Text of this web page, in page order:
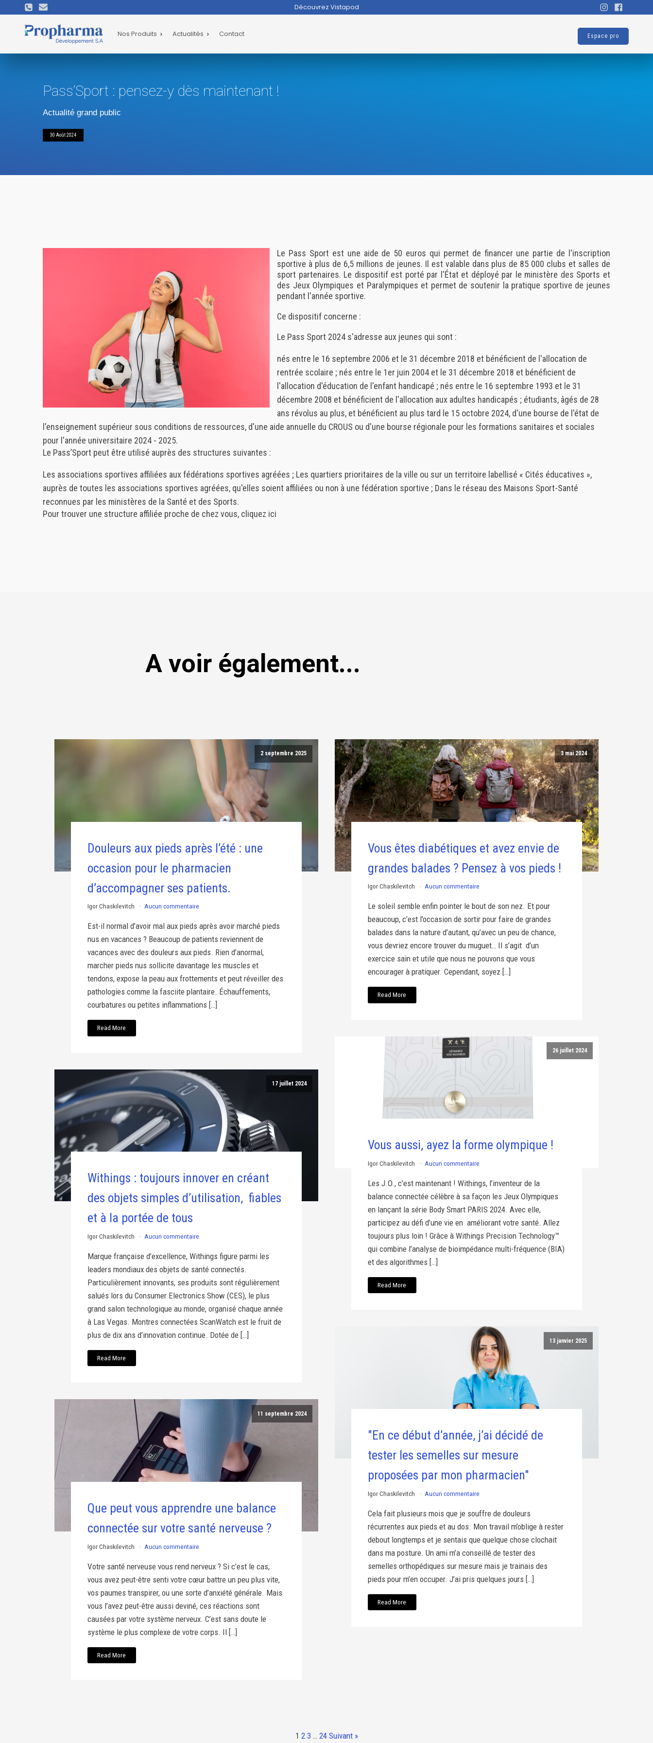
Découvrez Vistapod
Espace pro
Nos Produits Actualités Contact
Pass’Sport : pensez-y dès maintenant !
Actualité grand public
30 Août 2024
Le Pass Sport est une aide de 50 euros qui permet de financer une partie de l'inscription
sportive à plus de 6,5 millions de jeunes. Il est valable dans plus de 85 000 clubs et salles de
sport partenaires. Le dispositif est porté par l'État et déployé par le ministère des Sports et
des Jeux Olympiques et Paralympiques et permet de soutenir la pratique sportive de jeunes
pendant l'année sportive.
Ce dispositif concerne :
Le Pass Sport 2024 s'adresse aux jeunes qui sont :
nés entre le 16 septembre 2006 et le 31 décembre 2018 et bénéficient de l'allocation de
rentrée scolaire ; nés entre le 1er juin 2004 et le 31 décembre 2018 et bénéficient de
l'allocation d'éducation de l'enfant handicapé ; nés entre le 16 septembre 1993 et le 31
décembre 2008 et bénéficient de l'allocation aux adultes handicapés ; étudiants, âgés de 28
ans révolus au plus, et bénéficient au plus tard le 15 octobre 2024, d'une bourse de l'état de
l'enseignement supérieur sous conditions de ressources, d'une aide annuelle du CROUS ou d'une bourse régionale pour les formations sanitaires et sociales
pour l'année universitaire 2024 - 2025.
Le Pass’Sport peut être utilisé auprès des structures suivantes :
Les associations sportives affiliées aux fédérations sportives agréées ; Les quartiers prioritaires de la ville ou sur un territoire labellisé « Cités éducatives »,
auprès de toutes les associations sportives agréées, qu'elles soient affiliées ou non à une fédération sportive ; Dans le réseau des Maisons Sport-Santé
reconnues par les ministères de la Santé et des Sports.
Pour trouver une structure affiliée proche de chez vous, cliquez ici
A voir également...
2 septembre 2025
Douleurs aux pieds après l’été : une
occasion pour le pharmacien
d’accompagner ses patients.
Igor Chaskilevitch Aucun commentaire
Est-il normal d’avoir mal aux pieds après avoir marché pieds
nus en vacances ? Beaucoup de patients reviennent de
vacances avec des douleurs aux pieds. Rien d’anormal,
marcher pieds nus sollicite davantage les muscles et
tendons, expose la peau aux frottements et peut réveiller des
pathologies comme la fasciite plantaire. Échauffements,
courbatures ou petites inflammations […]
Read More
17 juillet 2024
Withings : toujours innover en créant
des objets simples d’utilisation, fiables
et à la portée de tous
Igor Chaskilevitch Aucun commentaire
Marque française d’excellence, Withings figure parmi les
leaders mondiaux des objets de santé connectés.
Particulièrement innovants, ses produits sont régulièrement
salués lors du Consumer Electronics Show (CES), le plus
grand salon technologique au monde, organisé chaque année
à Las Vegas. Montres connectées ScanWatch est le fruit de
plus de dix ans d’innovation continue. Dotée de […]
Read More
11 septembre 2024
Que peut vous apprendre une balance
connectée sur votre santé nerveuse ?
Igor Chaskilevitch Aucun commentaire
Votre santé nerveuse vous rend nerveux ? Si c’est le cas,
vous avez peut-être senti votre cœur battre un peu plus vite,
vos paumes transpirer, ou une sorte d’anxiété générale. Mais
vous l’avez peut-être aussi deviné, ces réactions sont
causées par votre système nerveux. C’est sans doute le
système le plus complexe de votre corps. Il […]
Read More
3 mai 2024
Vous êtes diabétiques et avez envie de
grandes balades ? Pensez à vos pieds !
Igor Chaskilevitch Aucun commentaire
Le soleil semble enfin pointer le bout de son nez. Et pour
beaucoup, c’est l’occasion de sortir pour faire de grandes
balades dans la nature d’autant, qu’avec un peu de chance,
vous devriez encore trouver du muguet… Il s’agit d’un
exercice sain et utile que nous ne pouvons que vous
encourager à pratiquer. Cependant, soyez […]
Read More
26 juillet 2024
Vous aussi, ayez la forme olympique !
Igor Chaskilevitch Aucun commentaire
Les J.O., c’est maintenant ! Withings, l’inventeur de la
balance connectée célèbre à sa façon les Jeux Olympiques
en lançant la série Body Smart PARIS 2024. Avec elle,
participez au défi d’une vie en améliorant votre santé. Allez
toujours plus loin ! Grâce à Withings Precision Technology™
qui combine l’analyse de bioimpédance multi-fréquence (BIA)
et des algorithmes […]
Read More
13 janvier 2025
"En ce début d’année, j’ai décidé de
tester les semelles sur mesure
proposées par mon pharmacien"
Igor Chaskilevitch Aucun commentaire
Cela fait plusieurs mois que je souffre de douleurs
récurrentes aux pieds et au dos. Mon travail m’oblige à rester
debout longtemps et je sentais que quelque chose clochait
dans ma posture. Un ami m’a conseillé de tester des
semelles orthopédiques sur mesure mais je trainais des
pieds pour m’en occuper. J’ai pris quelques jours […]
Read More
1 2 3 … 24 Suivant »